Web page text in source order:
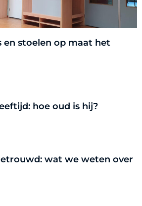
en stoelen op maat het
hoe oud is hij?
wat we weten over